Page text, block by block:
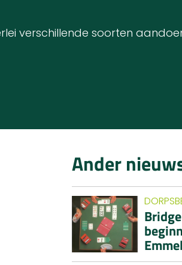
verschillende soorten
Ander